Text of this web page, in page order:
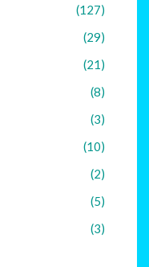
(127)
(29)
(21)
(8)
(3)
(10)
(2)
(5)
(3)